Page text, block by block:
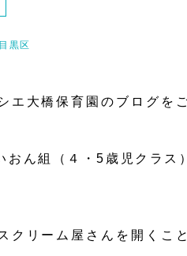
目黒区
大橋保育園のブログを
おん組（４・5歳児クラス
クリーム屋さんを開くこ